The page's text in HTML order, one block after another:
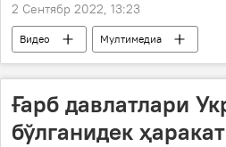
2 Сентябр 2022, 13:23
Видео Мултимедиа
Ғарб давлатлари
бўлганидек